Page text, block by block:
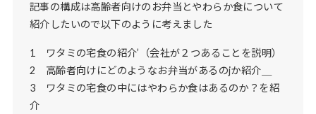
記事の構成は高齢者向けのお弁当とやわらか食について
紹介したいので以下のように考えました
1 ワタミの宅食の紹介’（会社が２つあることを説明）
2 高齢者向けにどのようなお弁当があるのjか紹介＿
3 ワタミの宅食の中にはやわらか食はあるのか？を紹
介